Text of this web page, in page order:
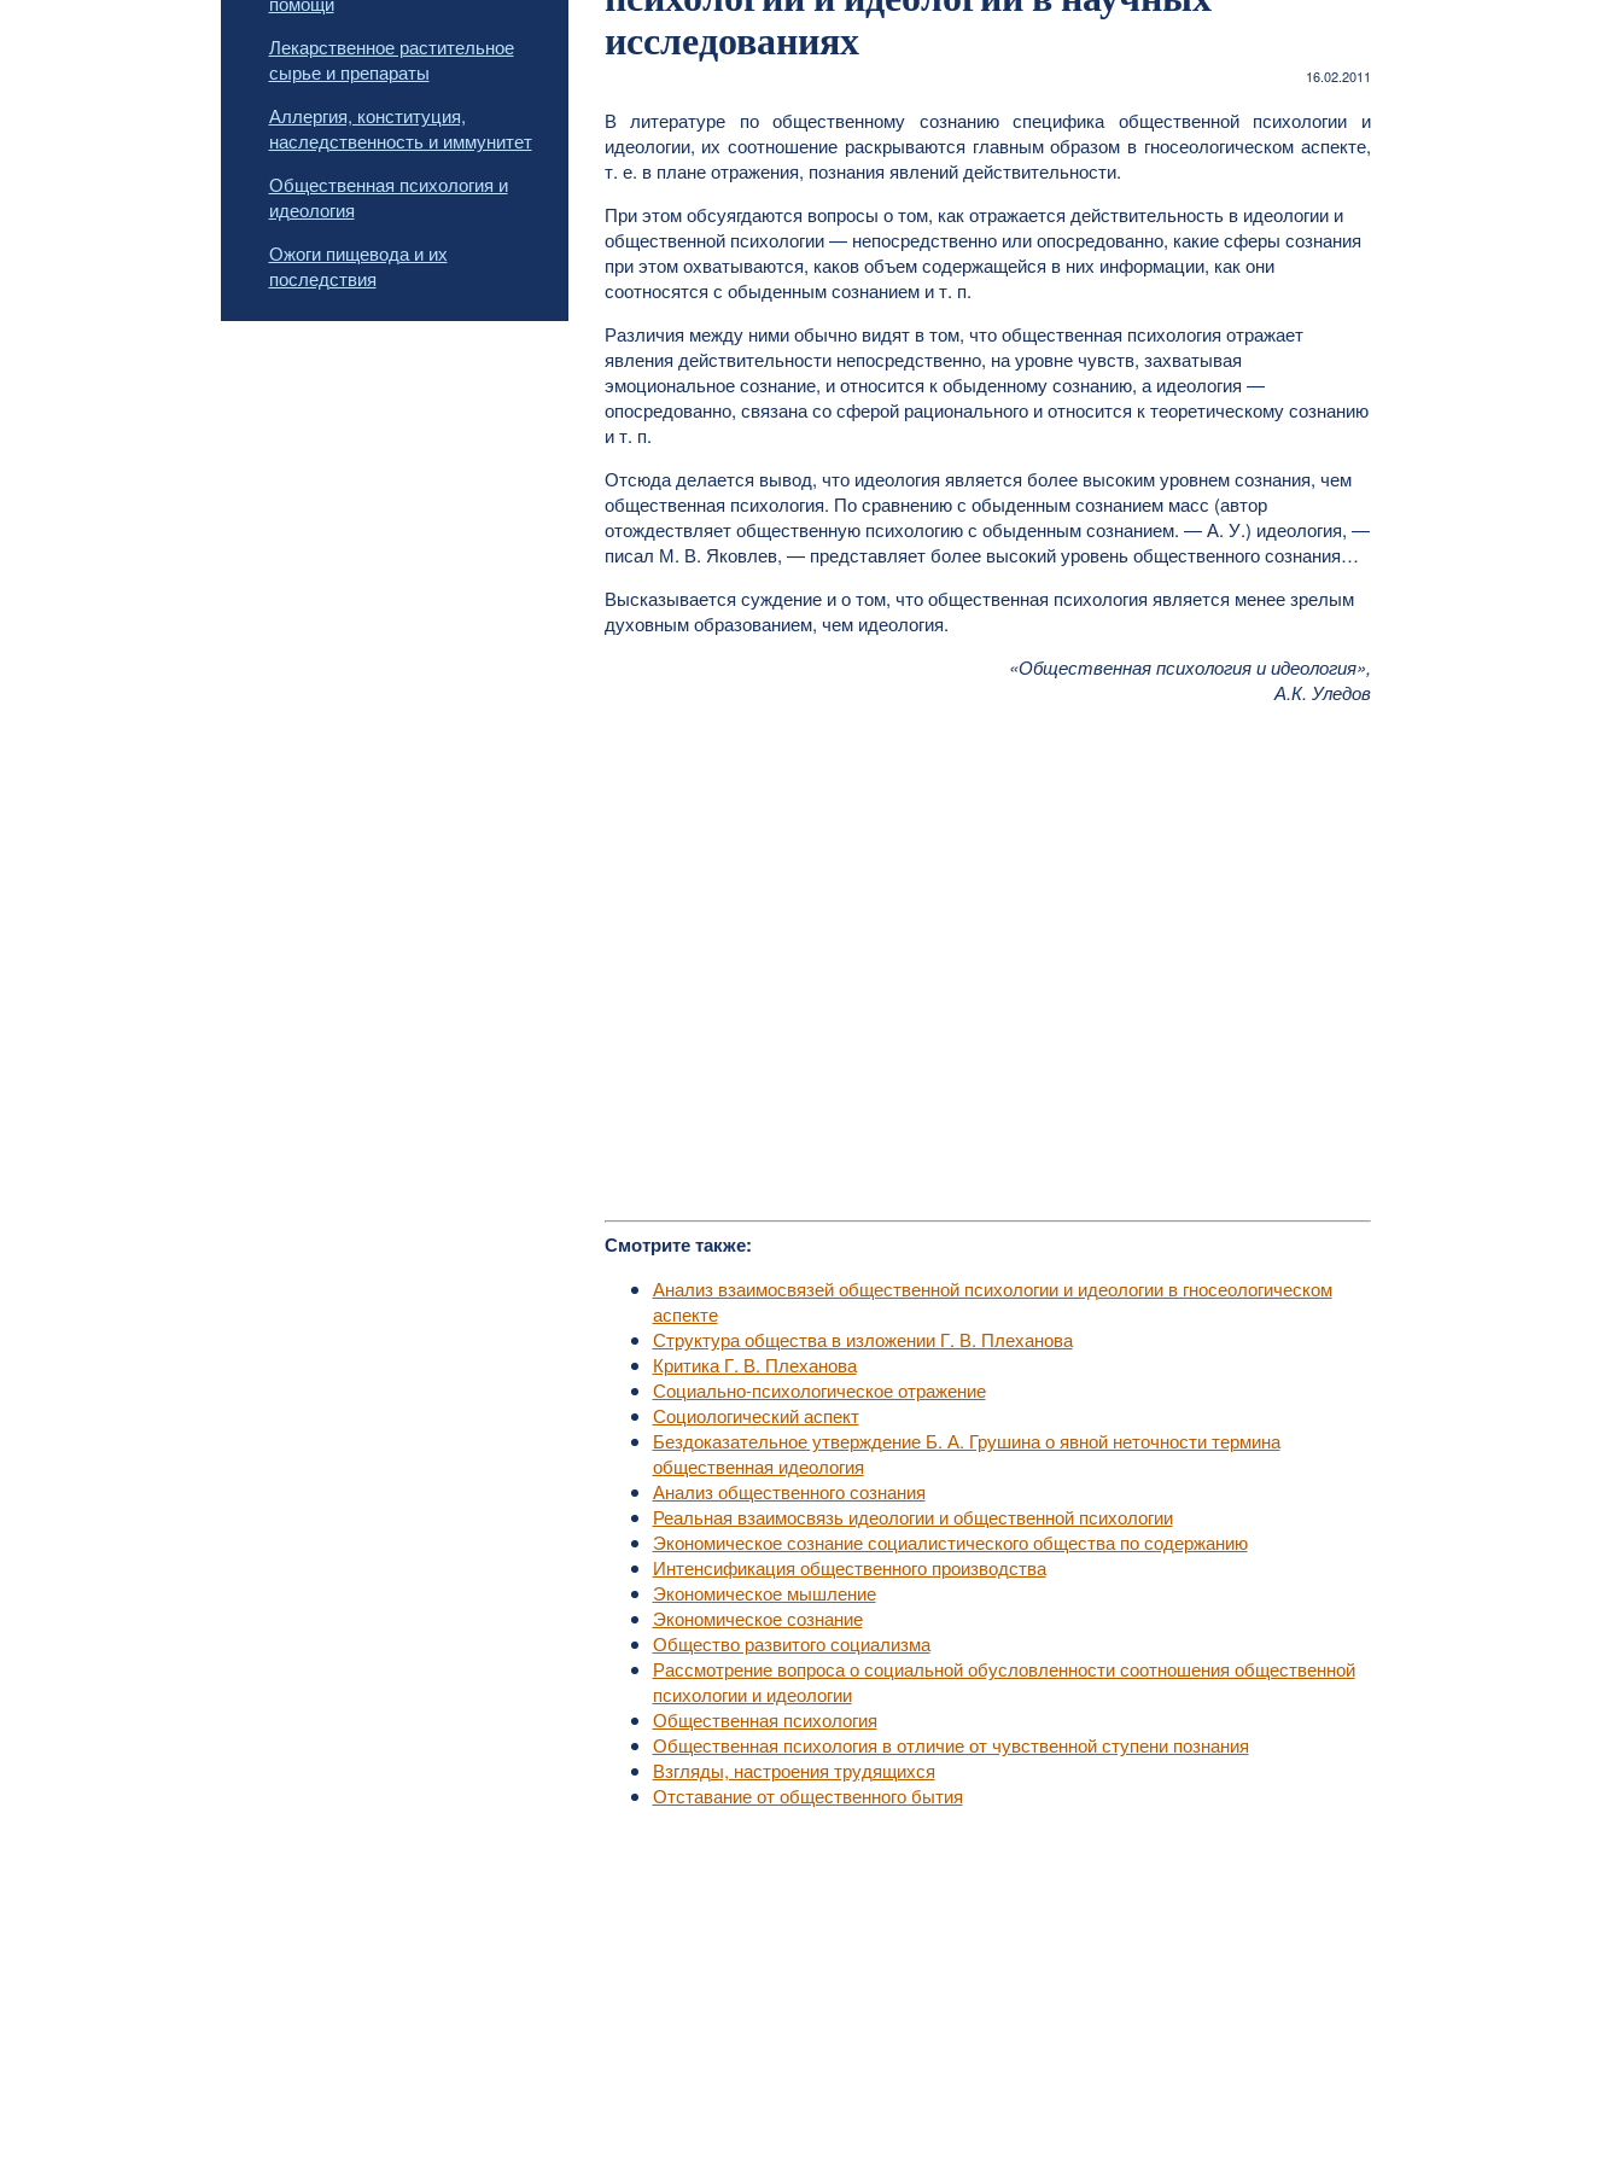
Лекарственное растительное
сырье и препараты
Аллергия, конституция,
наследственность и иммунитет
Общественная психология и
идеология
Ожоги пищевода и их
последствия
исследованиях
16.02.2011
В литературе по общественному сознанию специфика общественной психологии и
идеологии, их соотношение раскрываются главным образом в гносеологическом аспекте,
т. е. в плане отражения, познания явлений действительности.
При этом обсуягдаются вопросы о том, как отражается действительность в идеологии и
общественной психологии — непосредственно или опосредованно, какие сферы сознания
при этом охватываются, каков объем содержащейся в них информации, как они
соотносятся с обыденным сознанием и т. п.
Различия между ними обычно видят в том, что общественная психология отражает
явления действительности непосредственно, на уровне чувств, захватывая
эмоциональное сознание, и относится к обыденному сознанию, а идеология —
опосредованно, связана со сферой рационального и относится к теоретическому сознанию
и т. п.
Отсюда делается вывод, что идеология является более высоким уровнем сознания, чем
общественная психология. По сравнению с обыденным сознанием масс (автор
отождествляет общественную психологию с обыденным сознанием. — А. У.) идеология, —
писал М. В. Яковлев, — представляет более высокий уровень общественного сознания…
Высказывается суждение и о том, что общественная психология является менее зрелым
духовным образованием, чем идеология.
«Общественная психология и идеология»,
А.К. Уледов
Смотрите также:
Анализ взаимосвязей общественной психологии и идеологии в гносеологическом
аспекте
Структура общества в изложении Г. В. Плеханова
Критика Г. В. Плеханова
Социально-психологическое отражение
Социологический аспект
Бездоказательное утверждение Б. А. Грушина о явной неточности термина
общественная идеология
Анализ общественного сознания
Реальная взаимосвязь идеологии и общественной психологии
Экономическое сознание социалистического общества по содержанию
Интенсификация общественного производства
Экономическое мышление
Экономическое сознание
Общество развитого социализма
Рассмотрение вопроса о социальной обусловленности соотношения общественной
психологии и идеологии
Общественная психология
Общественная психология в отличие от чувственной ступени познания
Взгляды, настроения трудящихся
Отставание от общественного бытия